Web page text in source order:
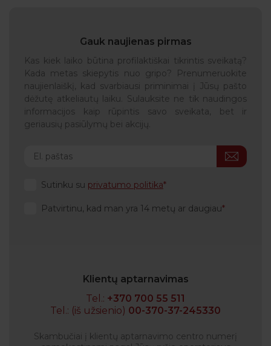
Gauk naujienas pirmas
Kas kiek laiko būtina profilaktiškai tikrintis sveikatą?
Kada metas skiepytis nuo gripo? Prenumeruokite
naujienlaiškį, kad svarbiausi priminimai į Jūsų pašto
dėžutę atkeliautų laiku. Sulauksite ne tik naudingos
informacijos kaip rūpintis savo sveikata, bet ir
geriausių pasiūlymų bei akcijų.
Sutinku su privatumo politika
Patvirtinu, kad man yra 14 metų ar daugiau
Klientų aptarnavimas
Tel.: +370 700 55 511
Tel.: (iš užsienio) 00-370-37-245330
Skambučiai į klientų aptarnavimo centro numerį